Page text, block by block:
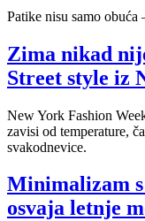
Patike nisu samo
Zima nikad
Street style iz
New York Fashion
zavisi od temperature,
svakodnevice.
Minimalizam
osvaja letnje